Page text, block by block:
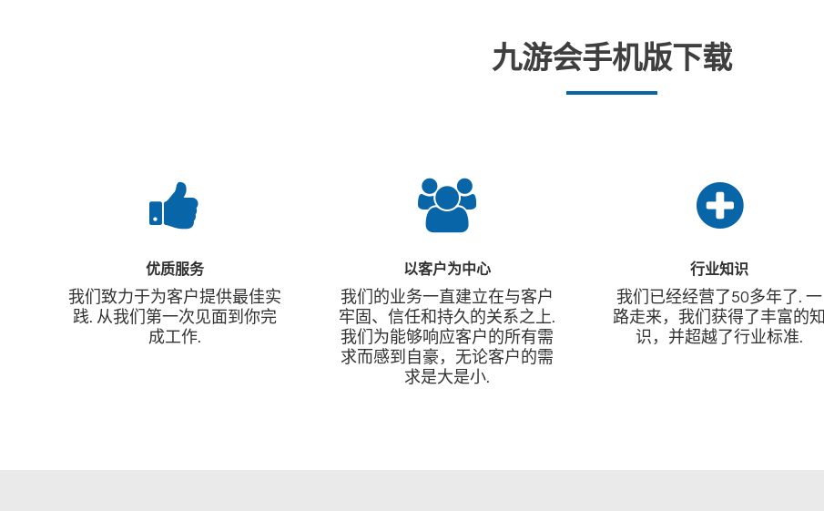
九游会手机版下载
优质服务
我们致力于为客户提供最佳实
践. 从我们第一次见面到你完
成工作.
以客户为中心
我们的业务一直建立在与客户
牢固、信任和持久的关系之上.
我们为能够响应客户的所有需
求而感到自豪，无论客户的需
求是大是小.
行业知识
我们已经经营了50多年了. 一
路走来，我们获得了丰富的知
识，并超越了行业标准.